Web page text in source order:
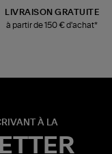
LIVRAISON GRATUITE
à partir de 150 € d'achat*
À LA